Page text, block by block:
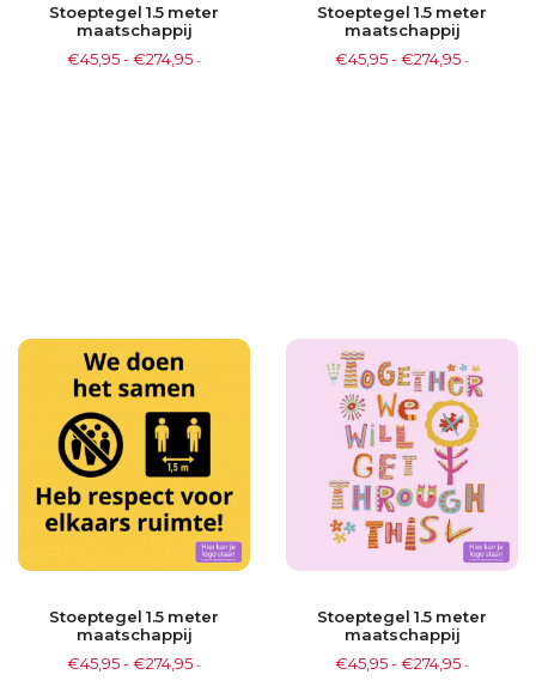
Stoeptegel 1.5 meter
maatschappij
€45,95-€274,95 -
Stoeptegel 1.5 meter
maatschappij
€45,95-€274,95 -
Stoeptegel 1.5 meter
maatschappij
€45,95-€274,95 -
Stoeptegel 1.5 meter
maatschappij
€45,95-€274,95 -